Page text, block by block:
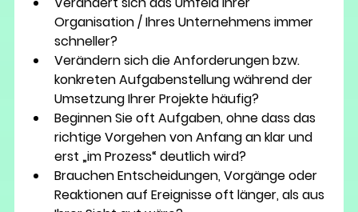
Organisation / Ihres Unternehmens immer
schneller?
Verändern sich die Anforderungen bzw.
konkreten Aufgabenstellung während der
Umsetzung Ihrer Projekte häufig?
Beginnen Sie oft Aufgaben, ohne dass das
richtige Vorgehen von Anfang an klar und
erst „im Prozess“ deutlich wird?
Brauchen Entscheidungen, Vorgänge oder
Reaktionen auf Ereignisse oft länger, als aus